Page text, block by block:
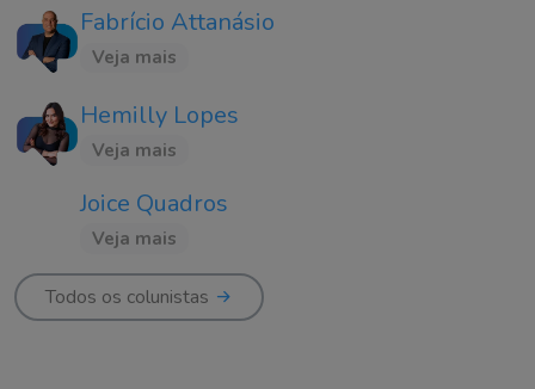
Fabrício Attanásio
Veja mais
Hemilly Lopes
Veja mais
Joice Quadros
Veja mais
Todos os colunistas